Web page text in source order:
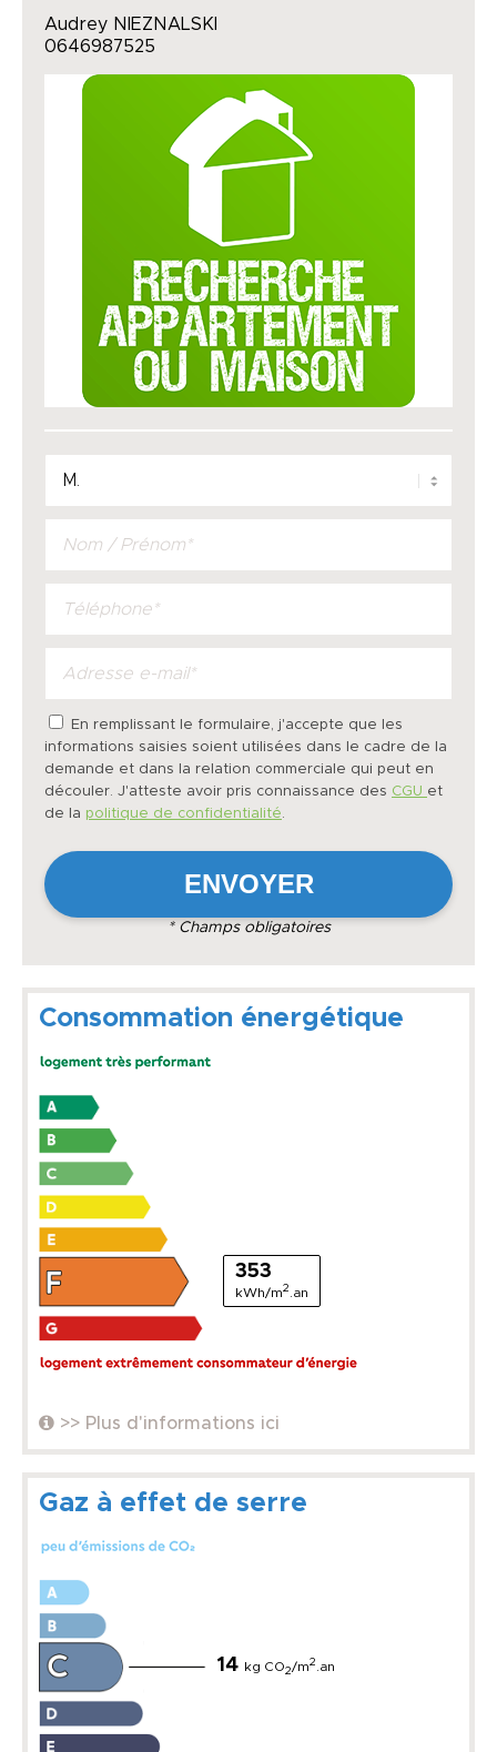
Audrey NIEZNALSKI
0646987525
En remplissant le formulaire, j'accepte que les
informations saisies soient utilisées dans le cadre de la
demande et dans la relation commerciale qui peut en
découler. J'atteste avoir pris connaissance des CGU et
de la politique de confidentialité.
* Champs obligatoires
Consommation énergétique
353
kWh/m2 .an
>> Plus d'informations ici
Gaz à effet de serre
14 kg CO2/m2 .an